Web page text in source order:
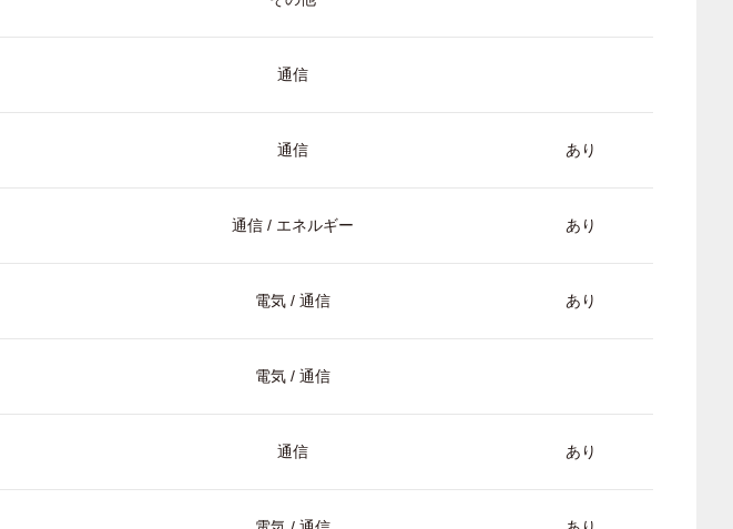
通信
通信 あり
通信 / エネルギー あり
電気 / 通信 あり
電気 / 通信
通信 あり